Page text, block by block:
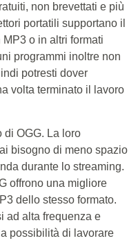
non brevettati e più
portatili supportano il
o in altri formati
programmi inoltre non
potresti dover
volta terminato il lavoro
OGG. La loro
bisogno di meno spazio
durante lo streaming.
offrono una migliore
dello stesso formato.
ad alta frequenza e
possibilità di lavorare